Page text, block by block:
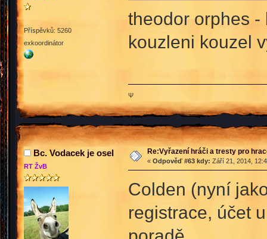
Příspěvků: 5260
exkoordinátor
theodor orphes
kouzleni kouzel
Ψ
Bc. Vodacek je osel
RT ŽvB
Re:Vyřazení hráči a tresty pro
« Odpověď #63 kdy: Září 21, 2014,
Colden (nyní
registrace, účet